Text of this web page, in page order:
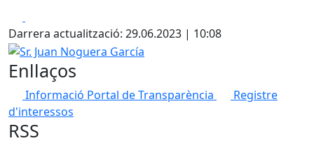
Darrera actualització: 29.06.2023 | 10:08
Sr. Juan Noguera García
Enllaços
Informació Portal de Transparència
Registre
d'interessos
RSS